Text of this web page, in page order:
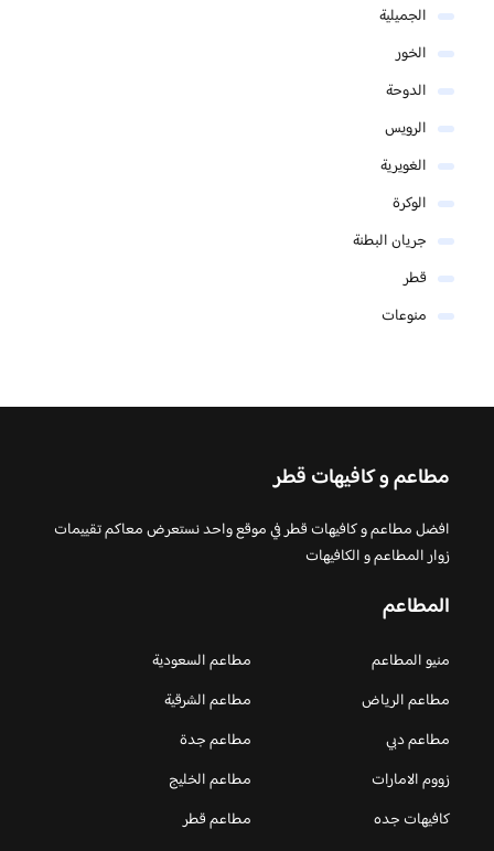
الجميلية
الخور
الدوحة
الرويس
الغويرية
الوكرة
جريان البطنة
قطر
منوعات
مطاعم و كافيهات قطر
افضل مطاعم و كافيهات قطر في موقع واحد نستعرض معاكم تقييمات
زوار المطاعم و الكافيهات
المطاعم
منيو المطاعم
مطاعم السعودية
مطاعم الرياض
مطاعم الشرقية
مطاعم دبي
مطاعم جدة
زووم الامارات
مطاعم الخليج
كافيهات جده
مطاعم قطر